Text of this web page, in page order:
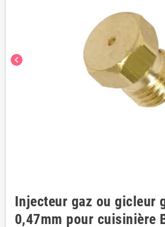
chevron_left
Injecteur gaz ou gicleur
0,47mm pour cuisinière